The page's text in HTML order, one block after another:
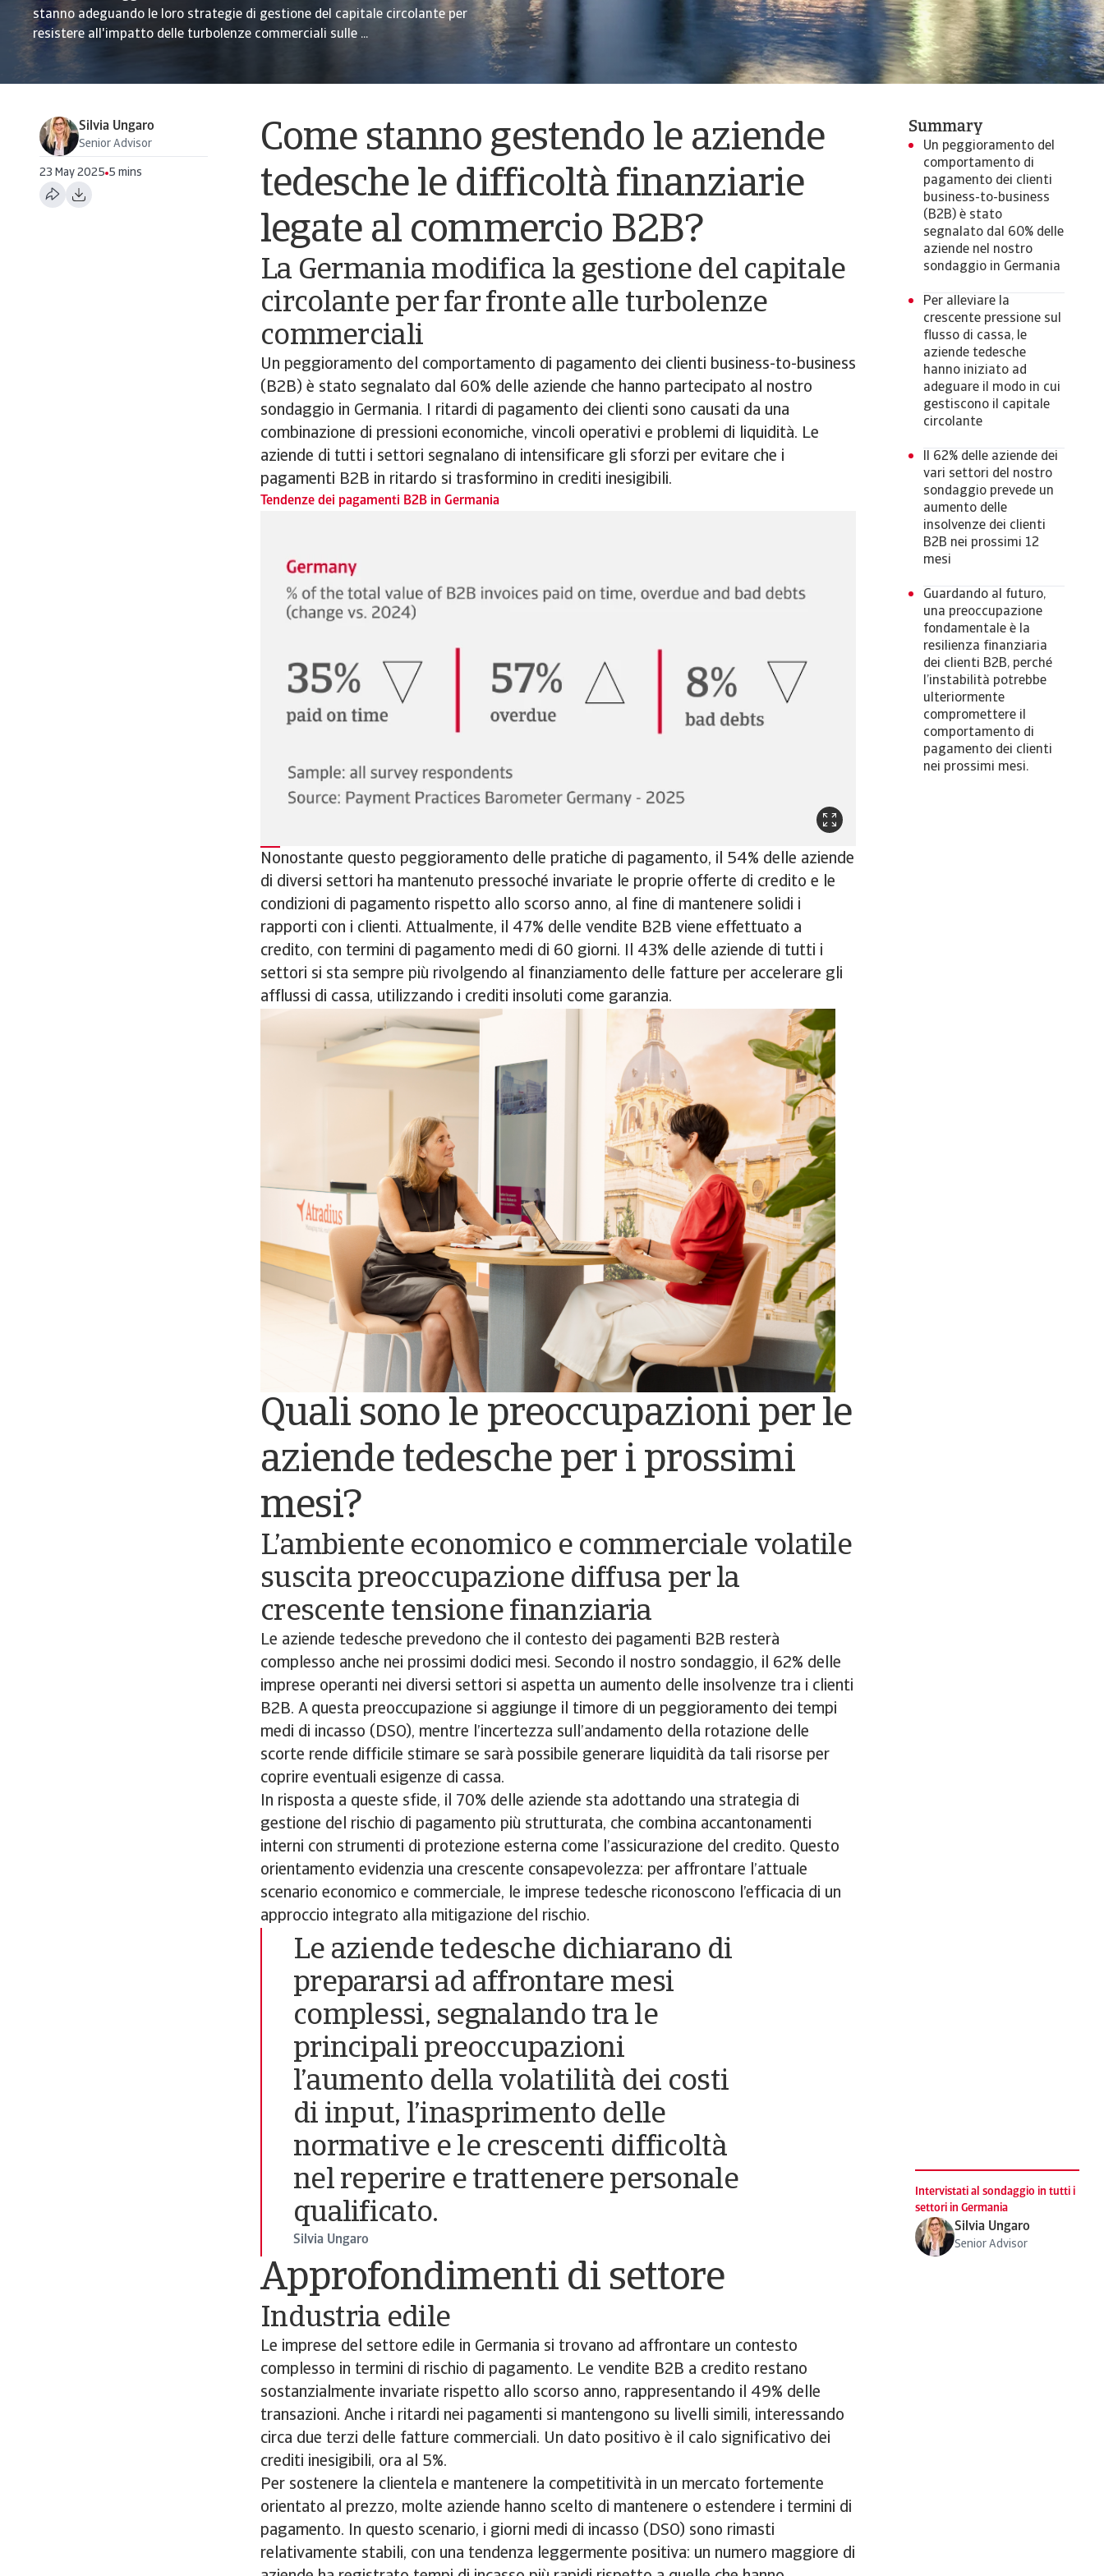
stanno adeguando le loro strategie di gestione del capitale circolante per
resistere all'impatto delle turbolenze commerciali sulle ...
Silvia Ungaro
Senior Advisor
23 May 2025 5 mins
Come stanno gestendo le aziende
tedesche le difficoltà finanziarie
legate al commercio B2B?
La Germania modifica la gestione del capitale
circolante per far fronte alle turbolenze
commerciali
Un peggioramento del comportamento di pagamento dei clienti business-to-business
(B2B) è stato segnalato dal 60% delle aziende che hanno partecipato al nostro
sondaggio in Germania. I ritardi di pagamento dei clienti sono causati da una
combinazione di pressioni economiche, vincoli operativi e problemi di liquidità. Le
aziende di tutti i settori segnalano di intensificare gli sforzi per evitare che i
pagamenti B2B in ritardo si trasformino in crediti inesigibili.
Tendenze dei pagamenti B2B in Germania
Nonostante questo peggioramento delle pratiche di pagamento, il 54% delle aziende
di diversi settori ha mantenuto pressoché invariate le proprie offerte di credito e le
condizioni di pagamento rispetto allo scorso anno, al fine di mantenere solidi i
rapporti con i clienti. Attualmente, il 47% delle vendite B2B viene effettuato a
credito, con termini di pagamento medi di 60 giorni. Il 43% delle aziende di tutti i
settori si sta sempre più rivolgendo al finanziamento delle fatture per accelerare gli
afflussi di cassa, utilizzando i crediti insoluti come garanzia.
Quali sono le preoccupazioni per le
aziende tedesche per i prossimi
mesi?
L’ambiente economico e commerciale volatile
suscita preoccupazione diffusa per la
crescente tensione finanziaria
Le aziende tedesche prevedono che il contesto dei pagamenti B2B resterà
complesso anche nei prossimi dodici mesi. Secondo il nostro sondaggio, il 62% delle
imprese operanti nei diversi settori si aspetta un aumento delle insolvenze tra i clienti
B2B. A questa preoccupazione si aggiunge il timore di un peggioramento dei tempi
medi di incasso (DSO), mentre l’incertezza sull’andamento della rotazione delle
scorte rende difficile stimare se sarà possibile generare liquidità da tali risorse per
coprire eventuali esigenze di cassa.
In risposta a queste sfide, il 70% delle aziende sta adottando una strategia di
gestione del rischio di pagamento più strutturata, che combina accantonamenti
interni con strumenti di protezione esterna come l’assicurazione del credito. Questo
orientamento evidenzia una crescente consapevolezza: per affrontare l’attuale
scenario economico e commerciale, le imprese tedesche riconoscono l’efficacia di un
approccio integrato alla mitigazione del rischio.
Le aziende tedesche dichiarano di
prepararsi ad affrontare mesi
complessi, segnalando tra le
principali preoccupazioni
l’aumento della volatilità dei costi
di input, l’inasprimento delle
normative e le crescenti difficoltà
nel reperire e trattenere personale
qualificato.
Silvia Ungaro
Intervistati al sondaggio in tutti i
settori in Germania
Silvia Ungaro
Senior Advisor
Approfondimenti di settore
Industria edile
Le imprese del settore edile in Germania si trovano ad affrontare un contesto
complesso in termini di rischio di pagamento. Le vendite B2B a credito restano
sostanzialmente invariate rispetto allo scorso anno, rappresentando il 49% delle
transazioni. Anche i ritardi nei pagamenti si mantengono su livelli simili, interessando
circa due terzi delle fatture commerciali. Un dato positivo è il calo significativo dei
crediti inesigibili, ora al 5%.
Per sostenere la clientela e mantenere la competitività in un mercato fortemente
orientato al prezzo, molte aziende hanno scelto di mantenere o estendere i termini di
pagamento. In questo scenario, i giorni medi di incasso (DSO) sono rimasti
relativamente stabili, con una tendenza leggermente positiva: un numero maggiore di
Summary
Un peggioramento del
comportamento di
pagamento dei clienti
business-to-business
(B2B) è stato
segnalato dal 60% delle
aziende nel nostro
sondaggio in Germania
Per alleviare la
crescente pressione sul
flusso di cassa, le
aziende tedesche
hanno iniziato ad
adeguare il modo in cui
gestiscono il capitale
circolante
Il 62% delle aziende dei
vari settori del nostro
sondaggio prevede un
aumento delle
insolvenze dei clienti
B2B nei prossimi 12
mesi
Guardando al futuro,
una preoccupazione
fondamentale è la
resilienza finanziaria
dei clienti B2B, perché
l’instabilità potrebbe
ulteriormente
compromettere il
comportamento di
pagamento dei clienti
nei prossimi mesi.